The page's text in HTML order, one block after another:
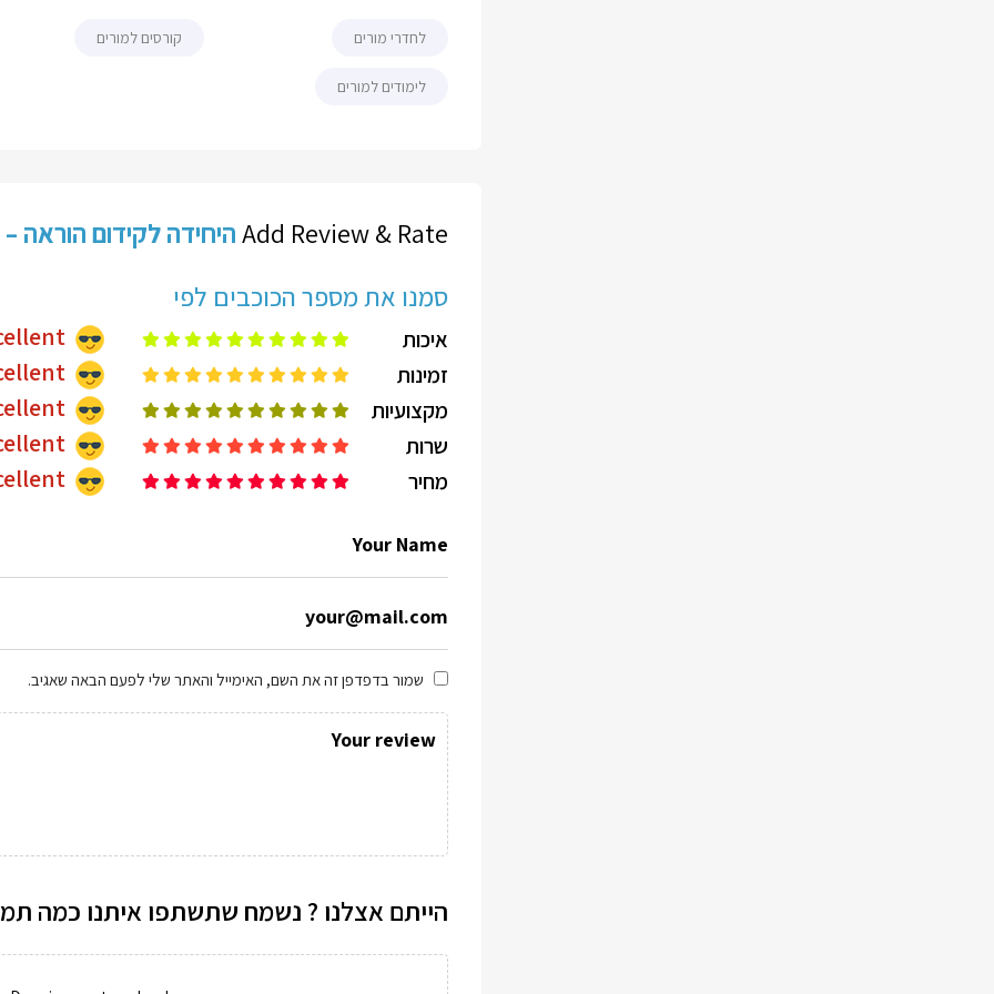
לחדרי מורים
לימודים למורים
קורסים למורים
Add Review & Rateהיחידה לקידום הוראה
איכות Excellent
זמינות Excellent
מקצועיות Excellent
שרות Excellent
מחיר Excellent
שמור בדפדפן זה את השם, האימייל והאתר שלי לפעם הבאה שאגיב.
הייתם אצלנו ? נשמח שתשתפו איתנו כמה